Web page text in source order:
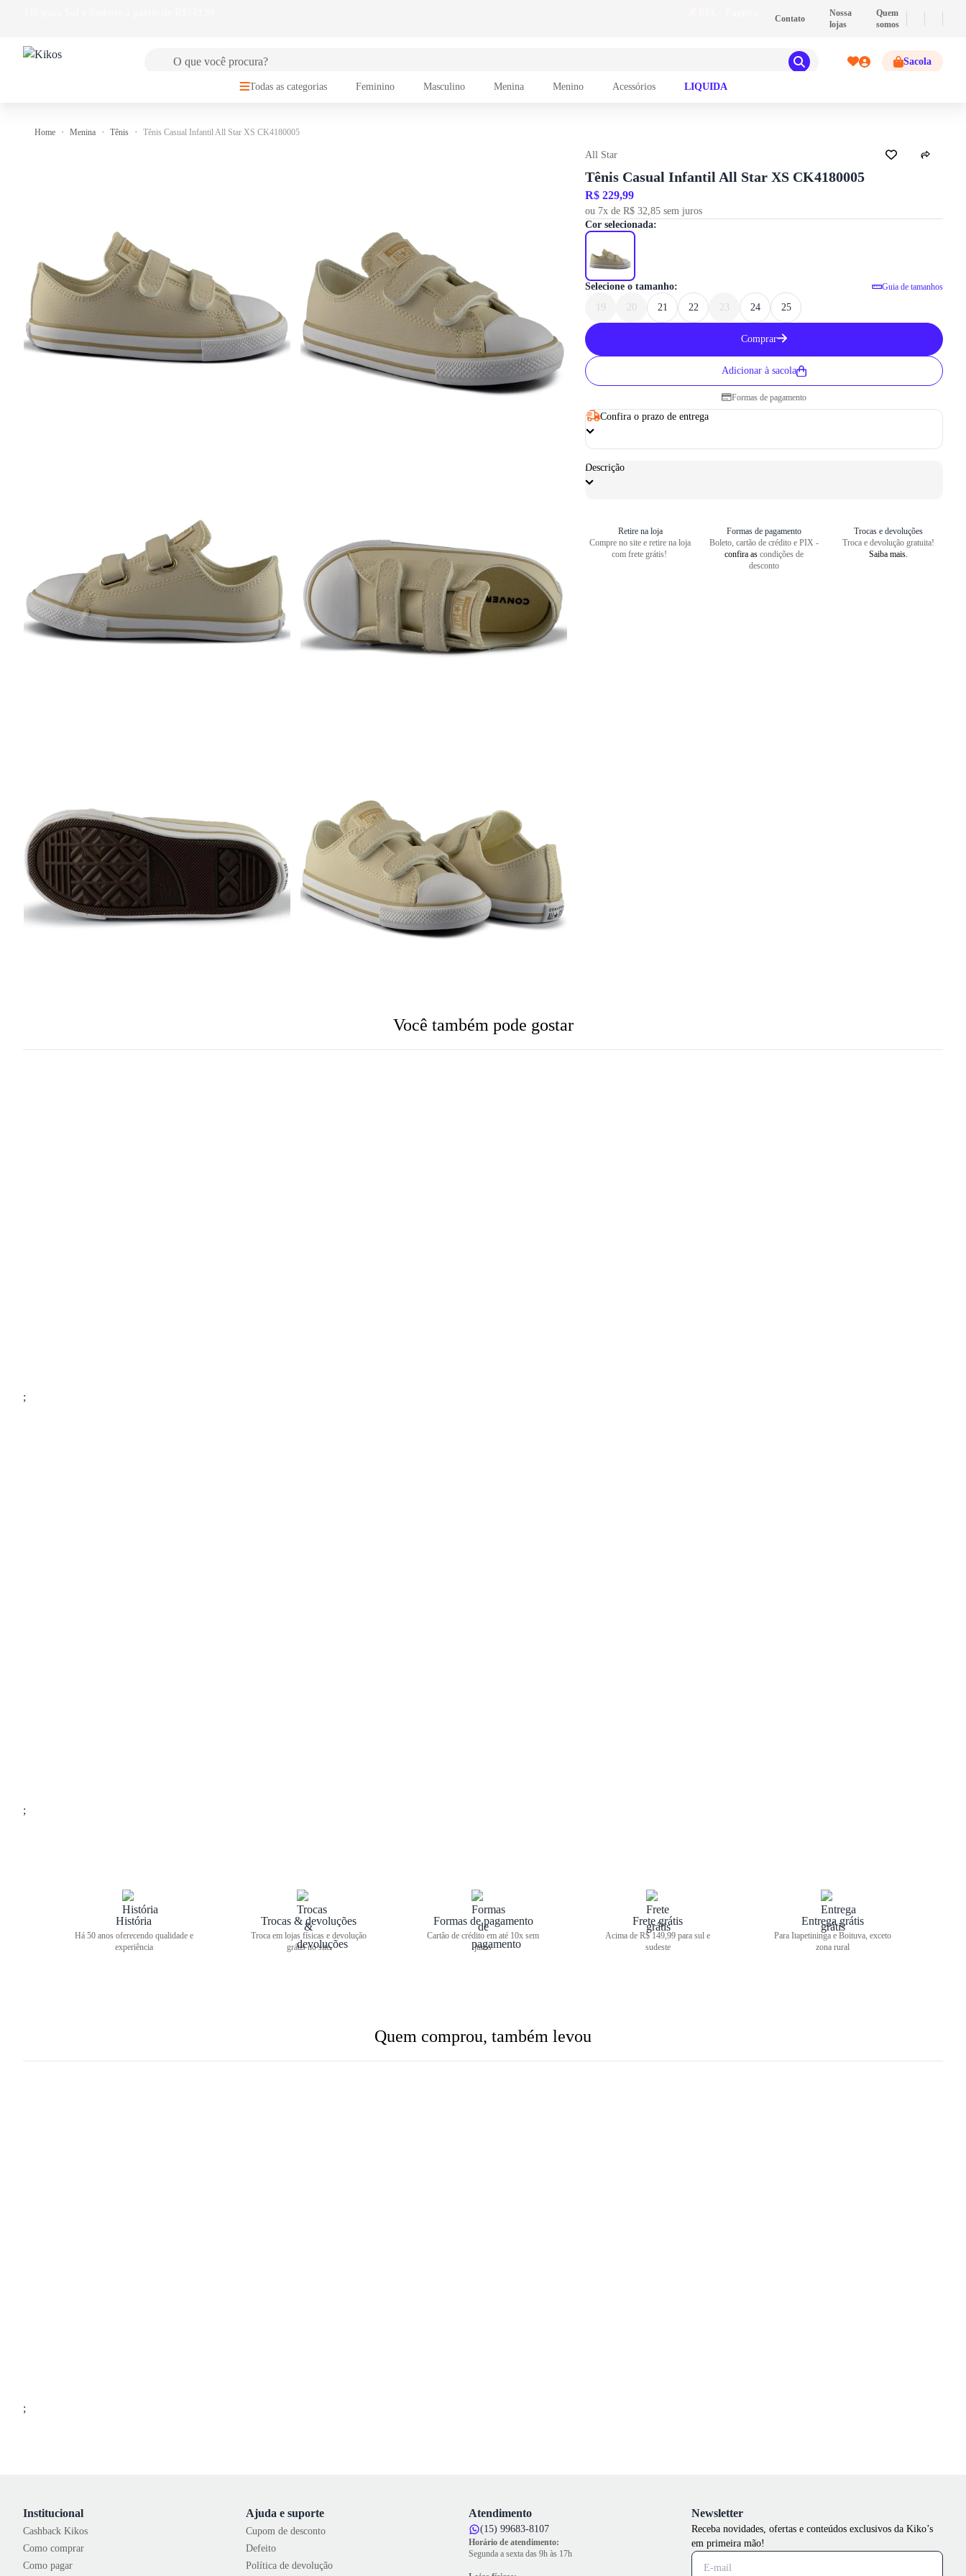
PIX - Pague com PIX e ganhe 2% de
Contato
Nossa
lojas
Quem
somos
Sacola
Todas as categorias Feminino Masculino Menina Menino Acessórios LIQUIDA
Home Menina Tênis Tênis Casual Infantil All Star XS CK4180005
All Star
Tênis Casual Infantil All Star XS CK4180005
R$ 229,99
ou 7x de R$ 32,85 sem juros
Selecione o tamanho: Guia de tamanhos
GUIA DE TAMANHOS
Tênis Casual Infantil All Star XS
Como medir seu pé
Centralize o seu pé em uma
2 Faça um risco a partir do seu
3 Repita o risco na frente do dedão
19 20 21 22 23 24 25
Cor selecionada:
Comprar
Adicionar à sacola
Formas de pagamento
Confira o prazo de entrega
Descrição
Retire na loja
Compre no site e retire na loja
com frete grátis!
Formas de pagamento
Boleto, cartão de crédito e PIX -
confira as condições de
desconto
Trocas e devoluções
Troca e devolução gratuita!
Saiba mais.
Você também pode gostar
;
;
História
Há 50 anos oferecendo qualidade e
experiência
Trocas & devoluções
Troca em lojas físicas e devolução
grátis no site
Formas de pagamento
Cartão de crédito em até 10x sem
juros
Frete grátis
Acima de R$ 149,99 para sul e
sudeste
Entrega grátis
Para Itapetininga e Boituva, exceto
zona rural
Quem comprou, também levou
;
Institucional
Cashback Kikos
Como comprar
Como pagar
Ajuda e suporte
Cupom de desconto
Defeito
Política de devolução
Atendimento
(15) 99683-8107
Horário de atendimento:
Segunda a sexta das 9h às 17h
Newsletter
Receba novidades, ofertas e conteúdos exclusivos da Kiko’s
em primeira mão!